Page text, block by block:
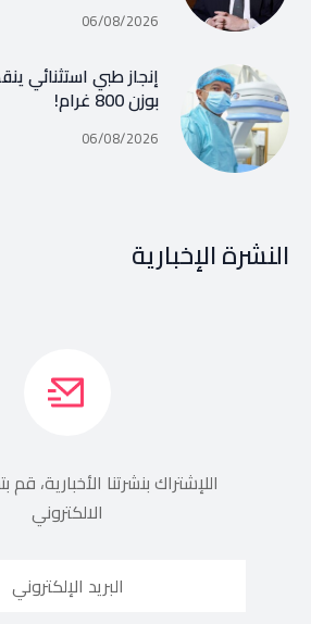
06/08/2026
إنجاز طبي استثنائي
بوزن 800 غرام!
06/08/2026
النشرة الإخبارية
اللإشتراك بنشرتنا الأخبارية،
الالكتروني